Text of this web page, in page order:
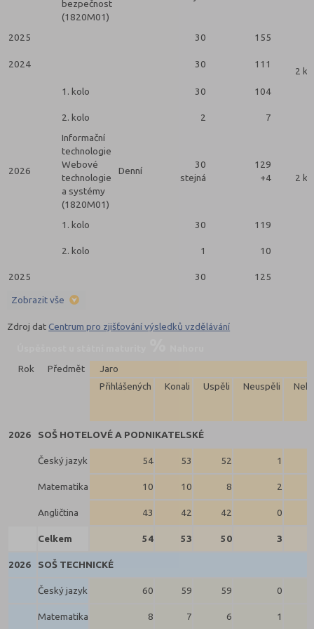
bezpečnost
(1820M01)
2025 30 155
2024 30 111
2
1. kolo
30 104
2. kolo 2 7
2026
Informační
technologie
Webové
technologie
a systémy
(1820M01)
Denní
30
stejná
129
+4
2
1. kolo 30 119
2. kolo 1 10
2025 30 125
Zobrazit vše
Zdroj datCentrum pro zjišťování výsledků vzdělávání
Rok
Předmět
Jaro
Přihlášených
Konali Uspěli Neuspěli
2026 SOŠ HOTELOVÉ A PODNIKATELSKÉ
Český jazyk 54 53 52 1
Matematika 10 10 8 2
Angličtina 43 42 42 0
Celkem 54 53 50 3
2026 SOŠ TECHNICKÉ
Český jazyk 60 59 59 0
Matematika 8 7 6 1